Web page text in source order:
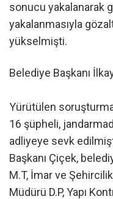
sonucu yakalanarak
yakalanmasıyla
yükselmişti.
Belediye Başkanı
Yürütülen soruşturma
16 şüpheli,
adliyeye sevk
Başkanı Çiçek,
M.T, İmar ve
Müdürü D.P, Yapı